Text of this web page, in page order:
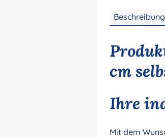
Beschreibung
cm
Ihre
Mit dem